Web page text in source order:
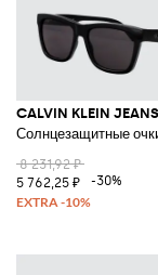
CALVIN KLEIN JEANS
Солнцезащитные
8 231,92 ₽
5 762,25 ₽
-30%